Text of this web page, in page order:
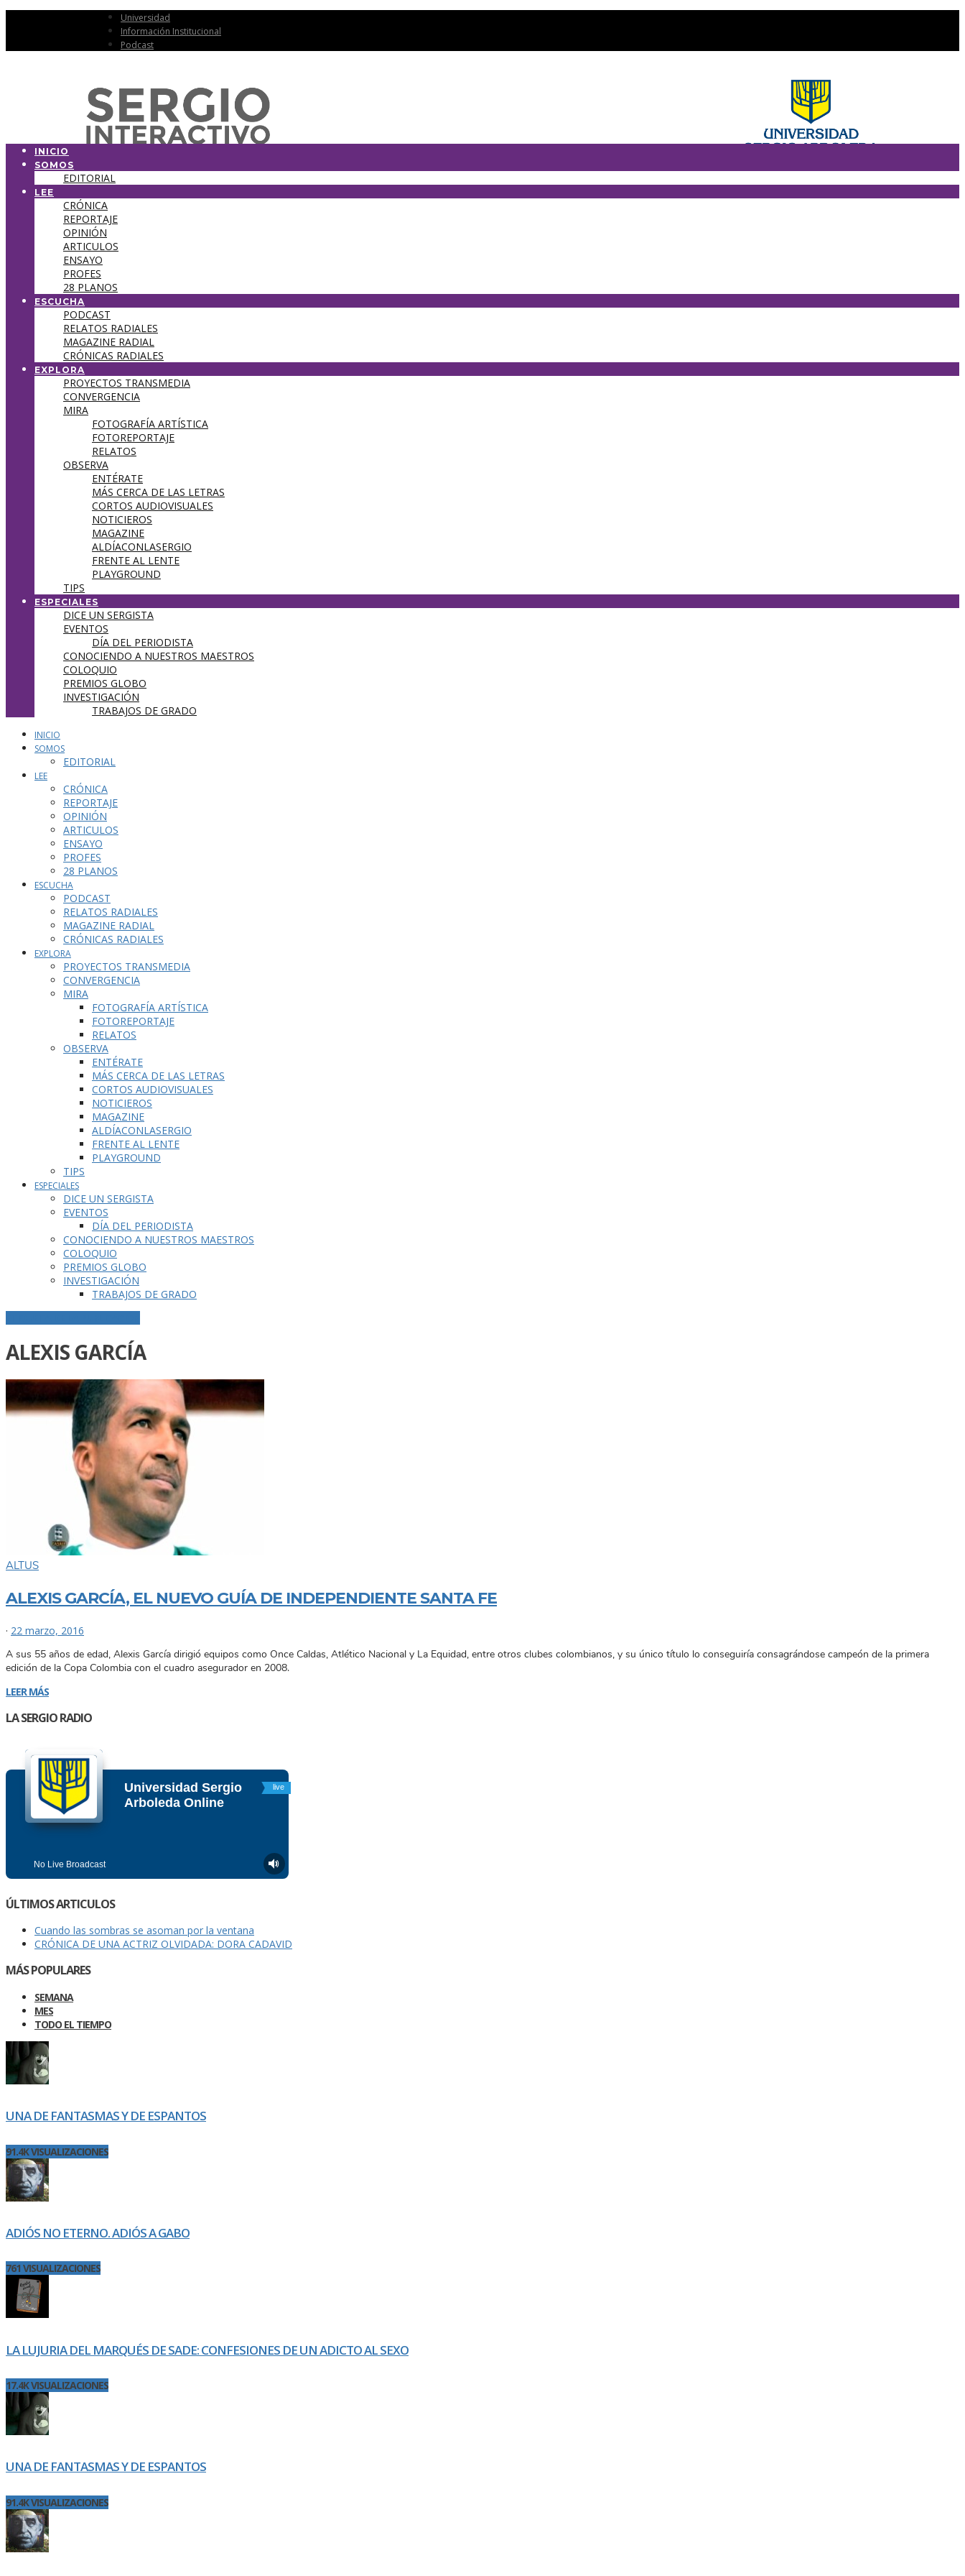
Universidad
Información Institucional
Podcast
INICIO
SOMOS
EDITORIAL
LEE
CRÓNICA
REPORTAJE
OPINIÓN
ARTICULOS
ENSAYO
PROFES
28 PLANOS
ESCUCHA
PODCAST
RELATOS RADIALES
MAGAZINE RADIAL
CRÓNICAS RADIALES
EXPLORA
PROYECTOS TRANSMEDIA
CONVERGENCIA
MIRA
FOTOGRAFÍA ARTÍSTICA
FOTOREPORTAJE
RELATOS
OBSERVA
ENTÉRATE
MÁS CERCA DE LAS LETRAS
CORTOS AUDIOVISUALES
NOTICIEROS
MAGAZINE
ALDÍACONLASERGIO
FRENTE AL LENTE
PLAYGROUND
TIPS
ESPECIALES
DICE UN SERGISTA
EVENTOS
DÍA DEL PERIODISTA
CONOCIENDO A NUESTROS MAESTROS
COLOQUIO
PREMIOS GLOBO
INVESTIGACIÓN
TRABAJOS DE GRADO
INICIO
SOMOS
EDITORIAL
LEE
CRÓNICA
REPORTAJE
OPINIÓN
ARTICULOS
ENSAYO
PROFES
28 PLANOS
ESCUCHA
PODCAST
RELATOS RADIALES
MAGAZINE RADIAL
CRÓNICAS RADIALES
EXPLORA
PROYECTOS TRANSMEDIA
CONVERGENCIA
MIRA
FOTOGRAFÍA ARTÍSTICA
FOTOREPORTAJE
RELATOS
OBSERVA
ENTÉRATE
MÁS CERCA DE LAS LETRAS
CORTOS AUDIOVISUALES
NOTICIEROS
MAGAZINE
ALDÍACONLASERGIO
FRENTE AL LENTE
PLAYGROUND
TIPS
ESPECIALES
DICE UN SERGISTA
EVENTOS
DÍA DEL PERIODISTA
CONOCIENDO A NUESTROS MAESTROS
COLOQUIO
PREMIOS GLOBO
INVESTIGACIÓN
TRABAJOS DE GRADO
ALEXIS GARCÍA
ALTUS
ALEXIS GARCÍA, EL NUEVO GUÍA DE INDEPENDIENTE SANTA FE
· 22 marzo, 2016
A sus 55 años de edad, Alexis García dirigió equipos como Once Caldas, Atlético Nacional y La Equidad, entre otros clubes colombianos, y su único título lo conseguiría consagrándose campeón de la primera
edición de la Copa Colombia con el cuadro asegurador en 2008.
LEER MÁS
LA SERGIO RADIO
ÚLTIMOS ARTICULOS
Cuando las sombras se asoman por la ventana
CRÓNICA DE UNA ACTRIZ OLVIDADA: DORA CADAVID
MÁS POPULARES
SEMANA
MES
TODO EL TIEMPO
UNA DE FANTASMAS Y DE ESPANTOS
91.4K VISUALIZACIONES
ADIÓS NO ETERNO. ADIÓS A GABO
761 VISUALIZACIONES
LA LUJURIA DEL MARQUÉS DE SADE: CONFESIONES DE UN ADICTO AL SEXO
17.4K VISUALIZACIONES
UNA DE FANTASMAS Y DE ESPANTOS
91.4K VISUALIZACIONES